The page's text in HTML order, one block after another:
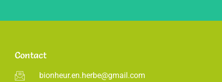
Contact
bionheur.en.herbe@gmail.com